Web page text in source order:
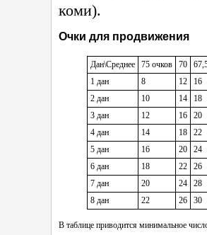
коми).
Очки для продвижения
Дан\Среднее 75 очков 70
1 дан
8 12
16
2 дан
10 14
18
3 дан
12 16
20
4 дан
14 18
22
5 дан
16 20
24
6 дан
18 22
26
7 дан
20 24
28
8 дан
22 26 30
В таблице приводится минимальное